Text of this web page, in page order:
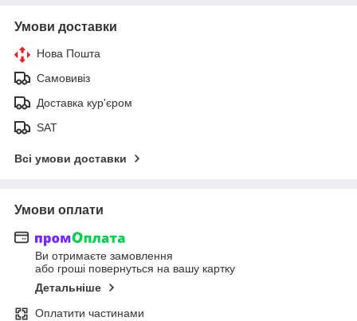
Умови доставки
Нова Пошта
Самовивіз
Доставка кур'єром
SAT
Всі умови доставки
Умови оплати
Ви отримаєте замовлення
або гроші повернуться на вашу картку
Детальніше
Оплатити частинами